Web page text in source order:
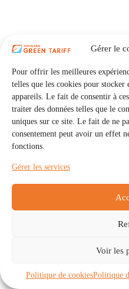
Gérer le
Pour offrir les meilleures
telles que les cookies pour
appareils. Le fait de consentir à
traiter des données telles que le
uniques sur ce site. Le fait de ne
consentement peut avoir un effet
fonctions.
Gérer les services
Voir les
Politique de cookiesPolitique
Communautés
Politique de